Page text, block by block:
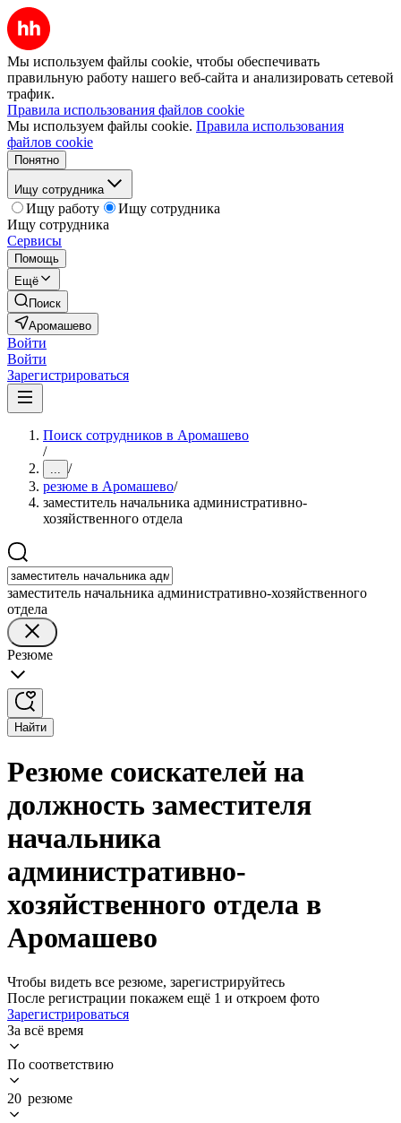
Мы используем файлы cookie, чтобы обеспечивать
правильную работу нашего веб-сайта и анализировать сетевой
трафик.
Правила использования файлов cookie
Мы используем файлы cookie. Правила использования
файлов cookie
Понятно
Ищу сотрудника
Ищу работу
Ищу сотрудника
Ищу сотрудника
Сервисы
Помощь
Ещё
Поиск
Аромашево
Войти
Войти
Зарегистрироваться
Поиск сотрудников в Аромашево
/
... /
резюме в Аромашево/
заместитель начальника административно-
хозяйственного отдела
заместитель начальника административно-хозяйственного
отдела
Резюме
Найти
Резюме соискателей на
должность заместителя
начальника
административно-
хозяйственного отдела в
Аромашево
Чтобы видеть все резюме, зарегистрируйтесь
После регистрации покажем ещё 1 и откроем фото
Зарегистрироваться
За всё время
По соответствию
20 резюме